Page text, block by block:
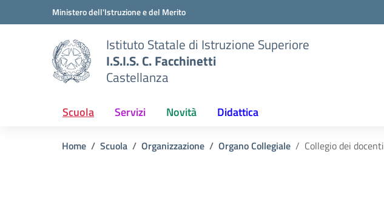
Vai ai contenuti
Vai al menu di navigazioneMinistero dell'Istruzione e del Merito
Istituto Statale di Istruzione Superiore
I.S.I.S. C. Facchinetti
Castellanza
Scuola Servizi Novità Didattica
Home Scuola Organizzazione Organo Collegiale Collegio dei docenti